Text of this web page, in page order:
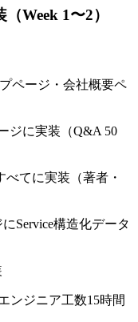
Week 1〜2）
ページ・会社概要ペ
ジに実装（Q&A 50
てに実装（著者・
Service構造化データ
ンジニア工数15時間